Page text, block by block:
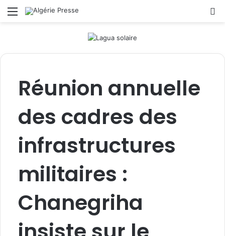
Menu
Réunion annuelle
des cadres des
infrastructures
militaires :
Chanegriha